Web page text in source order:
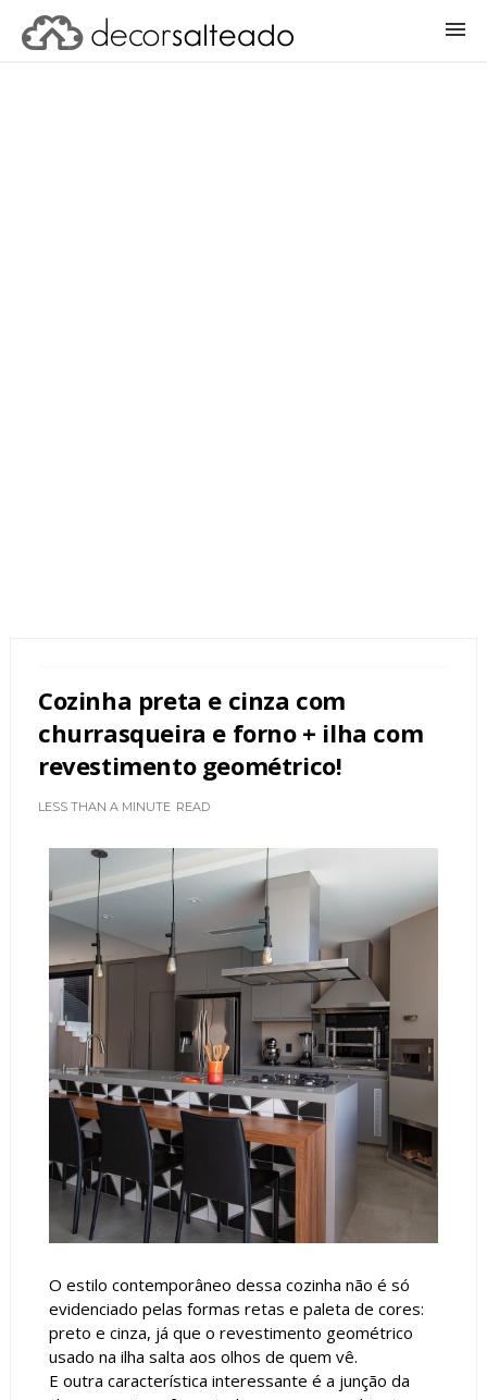
Cozinha preta e cinza com
churrasqueira e forno + ilha com
revestimento geométrico!
LESS THAN A MINUTE READ
O estilo contemporâneo dessa cozinha não é só
evidenciado pelas formas retas e paleta de cores:
preto e cinza, já que o revestimento geométrico
usado na ilha salta aos olhos de quem vê.
E outra característica interessante é a junção da